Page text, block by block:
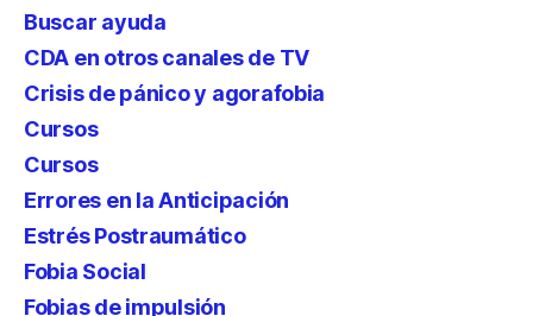
Buscar ayuda
CDA en otros canales de TV
Crisis de pánico y agorafobia
Cursos
Cursos
Errores en la Anticipación
Estrés Postraumático
Fobia Social
Fobias de impulsión